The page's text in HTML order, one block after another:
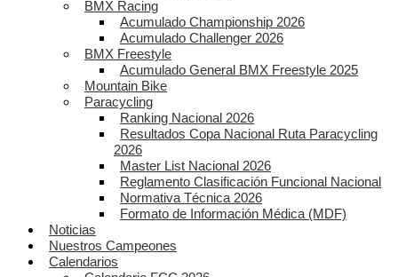
BMX Racing
Acumulado Championship 2026
Acumulado Challenger 2026
BMX Freestyle
Acumulado General BMX Freestyle 2025
Mountain Bike
Paracycling
Ranking Nacional 2026
Resultados Copa Nacional Ruta Paracycling
2026
Master List Nacional 2026
Reglamento Clasificación Funcional Nacional
Normativa Técnica 2026
Formato de Información Médica (MDF)
Noticias
Nuestros Campeones
Calendarios